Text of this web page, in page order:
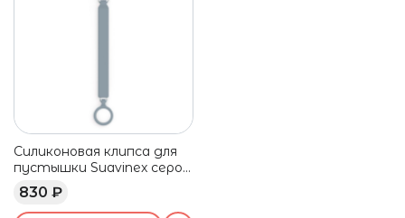
Силиконовая клипса для
пустышки Suavinex серо-
голубая
830 ₽